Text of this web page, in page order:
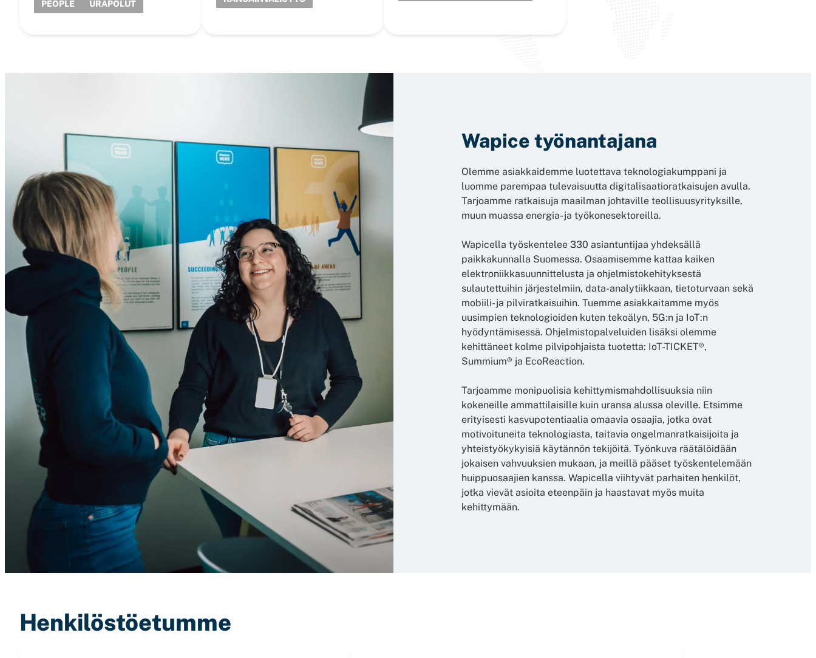
PEOPLE URAPOLUT
Wapice työnantajana
Olemme asiakkaidemme luotettava teknologiakumppani ja
luomme parempaa tulevaisuutta digitalisaatioratkaisujen avulla.
Tarjoamme ratkaisuja maailman johtaville teollisuusyrityksille,
muun muassa energia- ja työkonesektoreilla.
Wapicella työskentelee 330 asiantuntijaa yhdeksällä
paikkakunnalla Suomessa. Osaamisemme kattaa kaiken
elektroniikkasuunnittelusta ja ohjelmistokehityksestä
sulautettuihin järjestelmiin, data-analytiikkaan, tietoturvaan sekä
mobiili- ja pilviratkaisuihin. Tuemme asiakkaitamme myös
uusimpien teknologioiden kuten tekoälyn, 5G:n ja IoT:n
hyödyntämisessä. Ohjelmistopalveluiden lisäksi olemme
kehittäneet kolme pilvipohjaista tuotetta: IoT-TICKET®,
Summium® ja EcoReaction.
Tarjoamme monipuolisia kehittymismahdollisuuksia niin
kokeneille ammattilaisille kuin uransa alussa oleville. Etsimme
erityisesti kasvupotentiaalia omaavia osaajia, jotka ovat
motivoituneita teknologiasta, taitavia ongelmanratkaisijoita ja
yhteistyökykyisiä käytännön tekijöitä. Työnkuva räätälöidään
jokaisen vahvuuksien mukaan, ja meillä pääset työskentelemään
huippuosaajien kanssa. Wapicella viihtyvät parhaiten henkilöt,
jotka vievät asioita eteenpäin ja haastavat myös muita
kehittymään.
Henkilöstöetumme